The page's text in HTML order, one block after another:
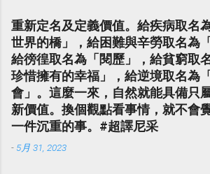
重新定名及定義價值。給疾病取名
世界的橋」，給困難與辛勞取名為
給徬徨取名為「閱歷」，給貧窮取
珍惜擁有的幸福」，給逆境取名為
會」。這麼一來，自然就能具備只
新價值。換個觀點看事情，就不會
一件沉重的事。#超譯尼采
- 5月 31, 2023